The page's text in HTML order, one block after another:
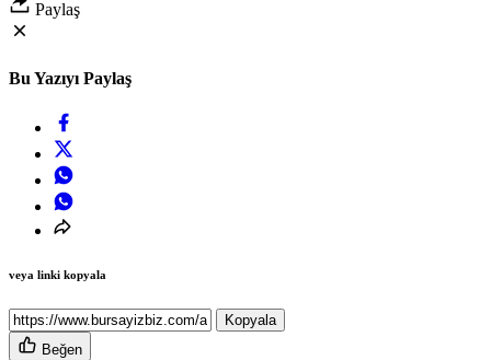
Paylaş
Bu Yazıyı Paylaş
veya linki kopyala
Kopyala
Beğen